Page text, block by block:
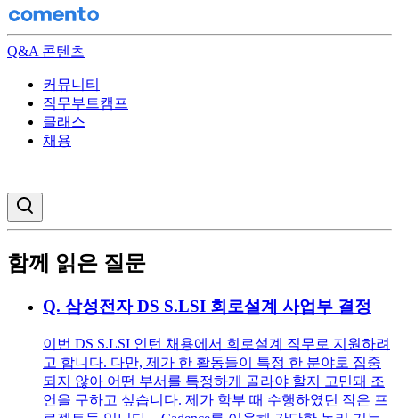
Q&A 콘텐츠
커뮤니티
직무부트캠프
클래스
채용
함께 읽은 질문
Q. 삼성전자 DS S.LSI 회로설계 사업부 결정
이번 DS S.LSI 인턴 채용에서 회로설계 직무로 지원하려
고 합니다. 다만, 제가 한 활동들이 특정 한 분야로 집중
되지 않아 어떤 부서를 특정하게 골라야 할지 고민돼 조
언을 구하고 싶습니다. 제가 학부 때 수행하였던 작은 프